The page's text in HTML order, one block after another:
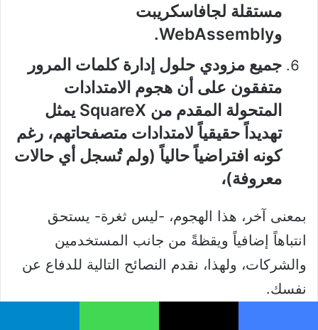
مستقلة لجافاسكريبت
وWebAssembly.
جميع مزودي حلول إدارة كلمات المرور
متفقون على أن هجوم الامتدادات
المتحولة المقدم من SquareX يمثل
تهديداً حقيقياً لامتدادات متصفحاتهم، رغم
كونه افتراضياً حالياً (ولم تُسجل أي حالات
معروفة)،
بمعنى آخر، هذا الهجوم، -ليس ثغرة- يستحق
انتباهاً إضافياً ويقظةً من جانب المستخدمين
والشركات، ولهذا، نقدم النصائح التالية للدفاع عن
نفسك.